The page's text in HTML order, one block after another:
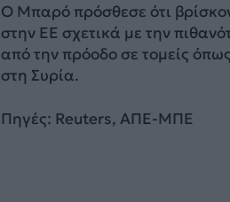
Ο Μπαρό πρόσθεσε ότι
στην ΕΕ σχετικά με την
από την πρόοδο σε τομείς
στη Συρία.
Πηγές: Reuters, ΑΠΕ-ΜΠΕ